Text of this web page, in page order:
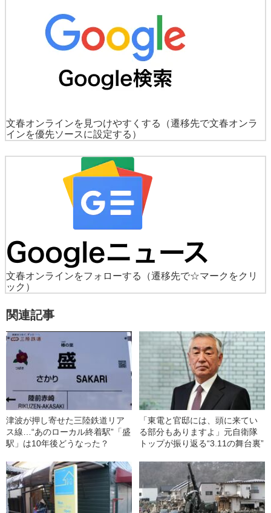
文春オンラインを見つけやすくする
（遷移先で文春オンラ
インを優先ソースに設定する）
文春オンラインをフォローする
（遷移先で☆マークをクリ
ック）
関連記事
津波が押し寄せた三陸鉄道リア
ス線…“あのローカル終着駅”「盛
駅」は10年後どうなった？
「東電と官邸には、頭に来てい
る部分もありますよ」元自衛隊
トップが振り返る“3.11の舞台裏”